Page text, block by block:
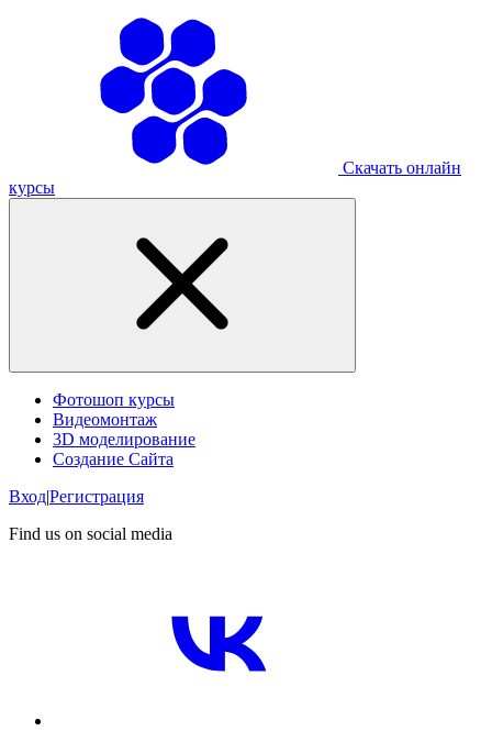
Скачать онлайн
курсы
Фотошоп курсы
Видеомонтаж
3D моделирование
Создание Сайта
Вход|Регистрация
Find us on social media